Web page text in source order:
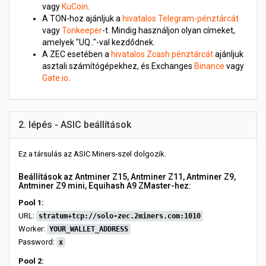
vagy KuCoin
A TON-hoz ajánljuk a hivatalos Telegram-pénztárcát
vagyTonkeeper-t. Mindig használjon olyan címeket,
amelyek "UQ.."-val kezdődnek.
A ZEC esetében a hivatalos Zcash pénztárcátajánljuk
asztali számítógépekhez, és Exchanges Binance vagy
Gate.io
2. lépés - ASIC beállítások
Ez a társulás az ASIC Miners-szel dolgozik.
Beállítások az Antminer Z15, Antminer Z11, Antminer Z9,
Antminer Z9 mini, Equihash A9 ZMaster-hez:
Pool 1:
URL: stratum+tcp://solo-zec.2miners.com:1010
Worker: YOUR_WALLET_ADDRESS
Password: x
Pool 2: